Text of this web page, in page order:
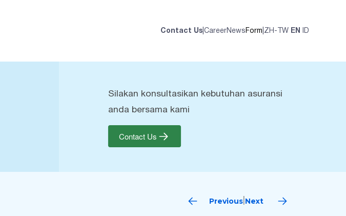
Contact Us CareerNews Form ZH-TW EN ID
Silakan konsultasikan kebutuhan asuransi
anda bersama kami
Contact Us
Previous Next